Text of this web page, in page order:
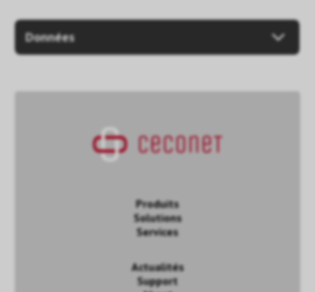
Données
Produits
Solutions
Services
Actualités
Support